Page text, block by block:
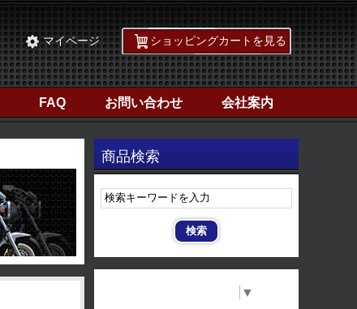
マイページ ショッピングカートを見る
FAQ お問い合わせ 会社案内
商品検索
▼